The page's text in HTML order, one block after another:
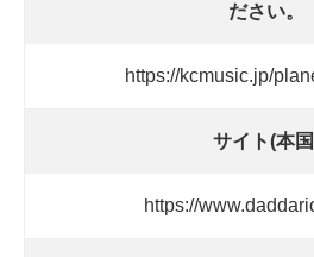
ださい。
https://kcmusic.jp/
サイト(本
https://